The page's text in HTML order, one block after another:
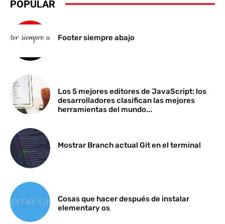
POPULAR
Footer siempre abajo
Los 5 mejores editores de JavaScript: los
desarrolladores clasifican las mejores
herramientas del mundo...
Mostrar Branch actual Git en el terminal
Cosas que hacer después de instalar
elementary os